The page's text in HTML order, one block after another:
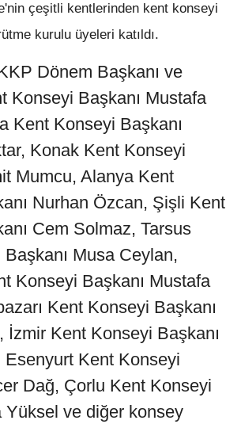
çeşitli kentlerinden kent konseyi
kurulu üyeleri katıldı.
Dönem Başkanı ve
Konseyi Başkanı Mustafa
Kent Konseyi Başkanı
Konak Kent Konseyi
Mumcu, Alanya Kent
Nurhan Özcan, Şişli Kent
Cem Solmaz, Tarsus
Musa Ceylan,
Konseyi Başkanı Mustafa
Kent Konseyi Başkanı
İzmir Kent Konseyi Başkanı
Esenyurt Kent Konseyi
Dağ, Çorlu Kent Konseyi
Yüksel ve diğer konsey